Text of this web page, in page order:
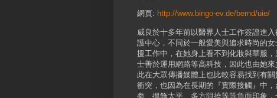
網頁: http://www.bingo-ev.de/bernd/uie/
威良於十多年前以醫界人士工作簽證進
護中心，不同於一般愛美與追求時尚的
援工作中，在她身上看不到化妝與華服
士善於運用網路等高科技，因此也由她
此在大眾傳播媒體上也比較容易找到有
衝突，也因為在長期的『實際接觸』中
拳、搵飾太平、多方阻撓等等負面印象